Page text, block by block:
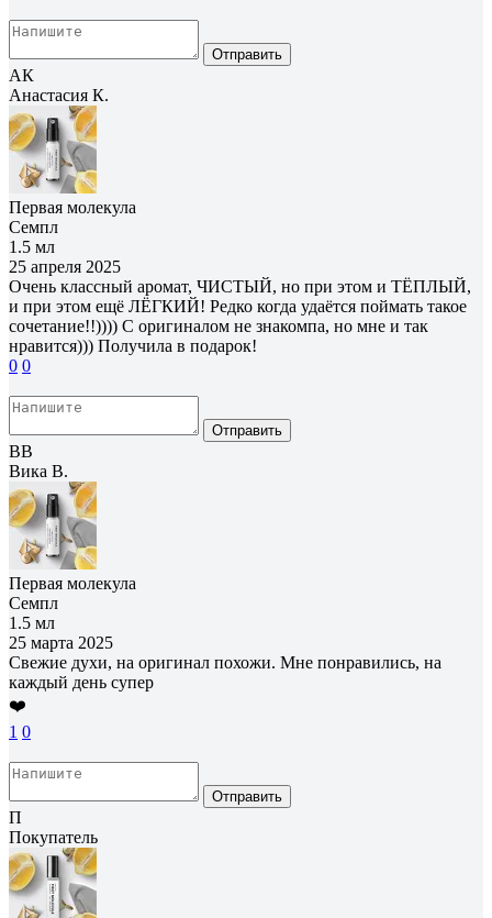
Отправить
АК
Анастасия К.
Первая молекула
Семпл
1.5 мл
25 апреля 2025
Очень классный аромат, ЧИСТЫЙ, но при этом и ТЁПЛЫЙ,
и при этом ещё ЛЁГКИЙ! Редко когда удаётся поймать такое
сочетание!!)))) С оригиналом не знакомпа, но мне и так
нравится))) Получила в подарок!
0 0
Отправить
ВВ
Вика В.
Первая молекула
Семпл
1.5 мл
25 марта 2025
Свежие духи, на оригинал похожи. Мне понравились, на
каждый день супер
❤️
1 0
Отправить
П
Покупатель